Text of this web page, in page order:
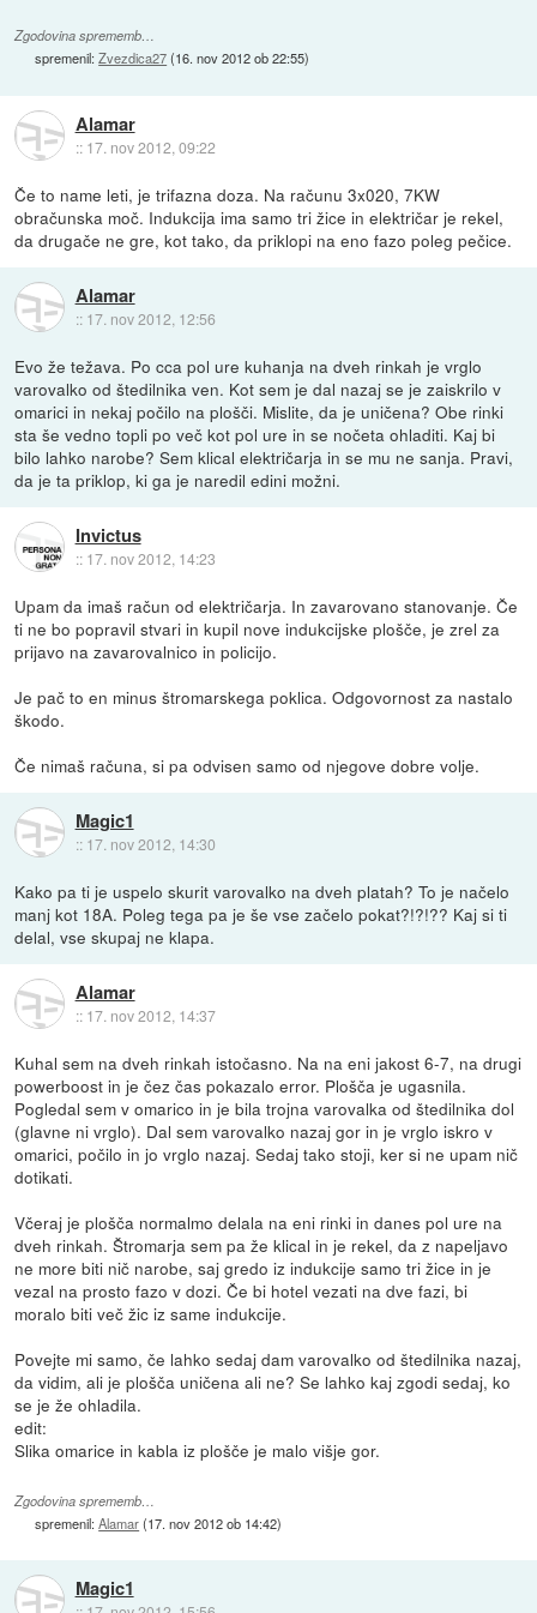
Zgodovina sprememb…
spremenil:Zvezdica27(16. nov 2012 ob 22:55)
Alamar
:: 17. nov 2012, 09:22
Če to name leti, je trifazna doza. Na računu 3x020, 7KW
obračunska moč. Indukcija ima samo tri žice in električar je rekel,
da drugače ne gre, kot tako, da priklopi na eno fazo poleg pečice.
Alamar
:: 17. nov 2012, 12:56
Evo že težava. Po cca pol ure kuhanja na dveh rinkah je vrglo
varovalko od štedilnika ven. Kot sem je dal nazaj se je zaiskrilo v
omarici in nekaj počilo na plošči. Mislite, da je uničena? Obe rinki
sta še vedno topli po več kot pol ure in se nočeta ohladiti. Kaj bi
bilo lahko narobe? Sem klical električarja in se mu ne sanja. Pravi,
da je ta priklop, ki ga je naredil edini možni.
Invictus
:: 17. nov 2012, 14:23
Upam da imaš račun od električarja. In zavarovano stanovanje. Če
ti ne bo popravil stvari in kupil nove indukcijske plošče, je zrel za
prijavo na zavarovalnico in policijo.
Je pač to en minus štromarskega poklica. Odgovornost za nastalo
škodo.
Če nimaš računa, si pa odvisen samo od njegove dobre volje.
Magic1
:: 17. nov 2012, 14:30
Kako pa ti je uspelo skurit varovalko na dveh platah? To je načelo
manj kot 18A. Poleg tega pa je še vse začelo pokat?!?!?? Kaj si ti
delal, vse skupaj ne klapa.
Alamar
:: 17. nov 2012, 14:37
Kuhal sem na dveh rinkah istočasno. Na na eni jakost 6-7, na drugi
powerboost in je čez čas pokazalo error. Plošča je ugasnila.
Pogledal sem v omarico in je bila trojna varovalka od štedilnika dol
(glavne ni vrglo). Dal sem varovalko nazaj gor in je vrglo iskro v
omarici, počilo in jo vrglo nazaj. Sedaj tako stoji, ker si ne upam nič
dotikati.
Včeraj je plošča normalmo delala na eni rinki in danes pol ure na
dveh rinkah. Štromarja sem pa že klical in je rekel, da z napeljavo
ne more biti nič narobe, saj gredo iz indukcije samo tri žice in je
vezal na prosto fazo v dozi. Če bi hotel vezati na dve fazi, bi
moralo biti več žic iz same indukcije.
Povejte mi samo, če lahko sedaj dam varovalko od štedilnika nazaj,
da vidim, ali je plošča uničena ali ne? Se lahko kaj zgodi sedaj, ko
se je že ohladila.
edit:
Slika omarice in kabla iz plošče je malo višje gor.
Zgodovina sprememb…
spremenil:Alamar(17. nov 2012 ob 14:42)
Magic1